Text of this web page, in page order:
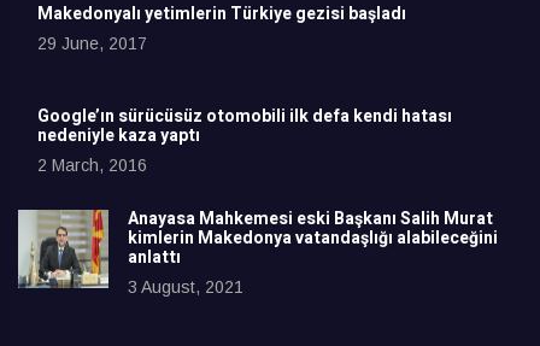
Makedonyalı yetimlerin Türkiye gezisi başladı
29 June, 2017
Google’ın sürücüsüz otomobili ilk defa kendi hatası
nedeniyle kaza yaptı
2 March, 2016
Anayasa Mahkemesi eski Başkanı Salih Murat
kimlerin Makedonya vatandaşlığı alabileceğini
anlattı
3 August, 2021